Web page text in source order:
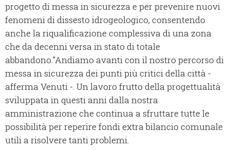
progetto di messa in sicurezza e per prevenire nuovi
fenomeni di dissesto idrogeologico, consentendo
anche la riqualificazione complessiva di una zona
che da decenni versa in stato di totale
abbandono."Andiamo avanti con il nostro percorso di
messa in sicurezza dei punti più critici della città -
afferma Venuti -. Un lavoro frutto della progettualità
sviluppata in questi anni dalla nostra
amministrazione che continua a sfruttare tutte le
possibilità per reperire fondi extra bilancio comunale
utili a risolvere tanti problemi.